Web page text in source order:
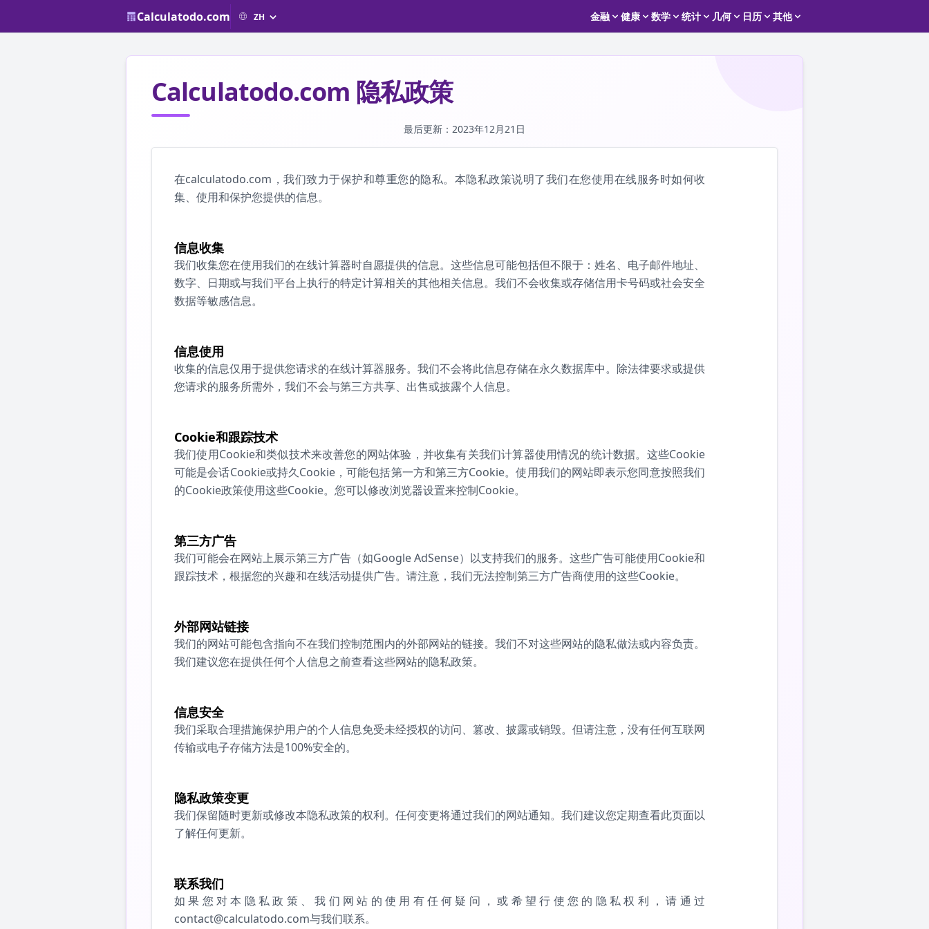
Calculatodo.com 金融 健康 数学 统计 几何 日历 其他
Calculatodo.com 隐私政策
最后更新：2023年12月21日
在calculatodo.com，我们致力于保护和尊重您的隐私。本隐私政策说明了我们在您使用在线服务时如何收
集、使用和保护您提供的信息。
信息收集
我们收集您在使用我们的在线计算器时自愿提供的信息。这些信息可能包括但不限于：姓名、电子邮件地址、
数字、日期或与我们平台上执行的特定计算相关的其他相关信息。我们不会收集或存储信用卡号码或社会安全
数据等敏感信息。
信息使用
收集的信息仅用于提供您请求的在线计算器服务。我们不会将此信息存储在永久数据库中。除法律要求或提供
您请求的服务所需外，我们不会与第三方共享、出售或披露个人信息。
Cookie和跟踪技术
我们使用Cookie和类似技术来改善您的网站体验，并收集有关我们计算器使用情况的统计数据。这些Cookie
可能是会话Cookie或持久Cookie，可能包括第一方和第三方Cookie。使用我们的网站即表示您同意按照我们
的Cookie政策使用这些Cookie。您可以修改浏览器设置来控制Cookie。
第三方广告
我们可能会在网站上展示第三方广告（如Google AdSense）以支持我们的服务。这些广告可能使用Cookie和
跟踪技术，根据您的兴趣和在线活动提供广告。请注意，我们无法控制第三方广告商使用的这些Cookie。
外部网站链接
我们的网站可能包含指向不在我们控制范围内的外部网站的链接。我们不对这些网站的隐私做法或内容负责。
我们建议您在提供任何个人信息之前查看这些网站的隐私政策。
信息安全
我们采取合理措施保护用户的个人信息免受未经授权的访问、篡改、披露或销毁。但请注意，没有任何互联网
传输或电子存储方法是100%安全的。
隐私政策变更
我们保留随时更新或修改本隐私政策的权利。任何变更将通过我们的网站通知。我们建议您定期查看此页面以
了解任何更新。
联系我们
如果您对本隐私政策、我们网站的使用有任何疑问，或希望行使您的隐私权利，请通过
contact@calculatodo.com与我们联系。